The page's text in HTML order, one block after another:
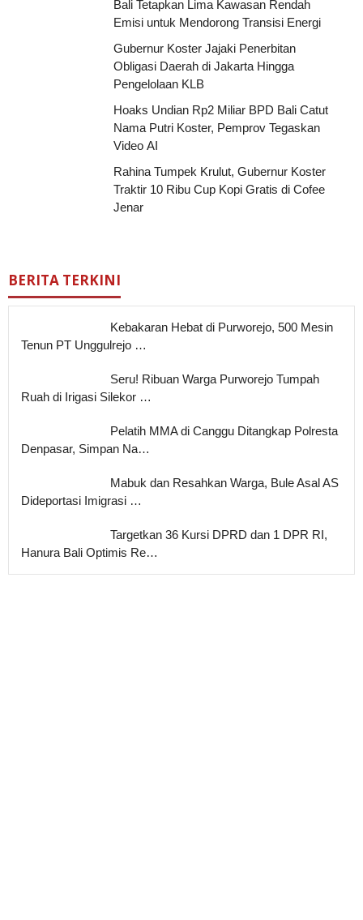
Bali Tetapkan Lima Kawasan Rendah
Emisi untuk Mendorong Transisi Energi
Gubernur Koster Jajaki Penerbitan
Obligasi Daerah di Jakarta Hingga
Pengelolaan KLB
Hoaks Undian Rp2 Miliar BPD Bali Catut
Nama Putri Koster, Pemprov Tegaskan
Video AI
Rahina Tumpek Krulut, Gubernur Koster
Traktir 10 Ribu Cup Kopi Gratis di Cofee
Jenar
BERITA TERKINI
Kebakaran Hebat di Purworejo, 500 Mesin
Tenun PT Unggulrejo …
Seru! Ribuan Warga Purworejo Tumpah
Ruah di Irigasi Silekor …
Pelatih MMA di Canggu Ditangkap Polresta
Denpasar, Simpan Na…
Mabuk dan Resahkan Warga, Bule Asal AS
Dideportasi Imigrasi …
Targetkan 36 Kursi DPRD dan 1 DPR RI,
Hanura Bali Optimis Re…